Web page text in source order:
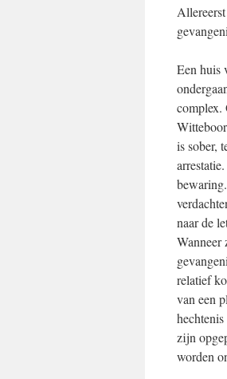
Een huis
complex.
is sober,
naar de
Wanneer
relatief
van een
zijn
worden